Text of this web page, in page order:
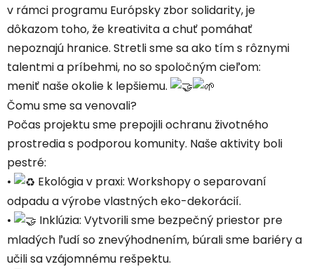
v rámci programu Európsky zbor solidarity, je
dôkazom toho, že kreativita a chuť pomáhať
nepoznajú hranice. Stretli sme sa ako tím s rôznymi
talentmi a príbehmi, no so spoločným cieľom:
meniť naše okolie k lepšiemu.
Čomu sme sa venovali?
Počas projektu sme prepojili ochranu životného
prostredia s podporou komunity. Naše aktivity boli
pestré:
•
Ekológia v praxi: Workshopy o separovaní
odpadu a výrobe vlastných eko-dekorácií.
•
Inklúzia: Vytvorili sme bezpečný priestor pre
mladých ľudí so znevýhodnením, búrali sme bariéry a
učili sa vzájomnému rešpektu.